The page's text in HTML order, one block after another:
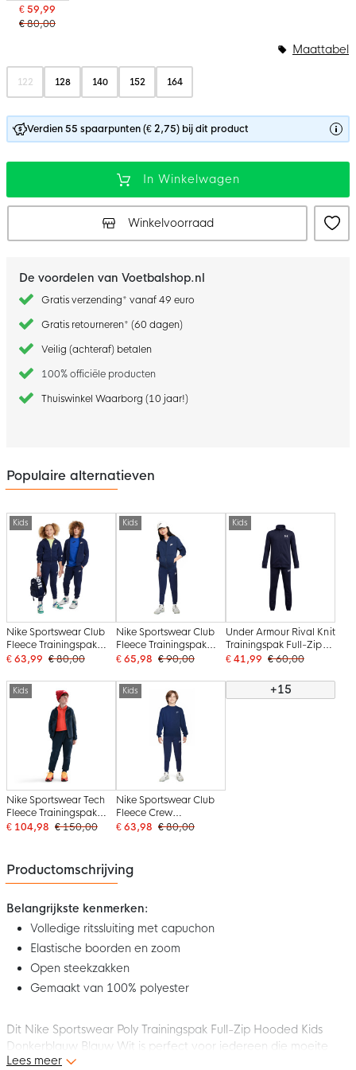
€ 59,99
€ 80,00
122 128 140 152 164
Maattabel
Verdien 55 spaarpunten (€ 2,75) bij dit product
In Winkelwagen
Winkelvoorraad
De voordelen van Voetbalshop.nl
Gratis verzending* vanaf 49 euro
Gratis retourneren* (60 dagen)
Veilig (achteraf) betalen
100% officiële producten
Thuiswinkel Waarborg (10 jaar!)
Populaire alternatieven
Kids
Nike Sportswear Club
Fleece Trainingspak
Full-Zip Hooded Kids
€ 63,99 € 80,00
Kids
Nike Sportswear Club
Fleece Trainingspak
Kids Donkerblauw Wit
€ 65,98 € 90,00
Kids
Under Armour Rival Knit
Trainingspak Full-Zip
Kids Donkerblauw Wit
€ 41,99 € 60,00
Kids
Nike Sportswear Tech
Fleece Trainingspak
Full-Zip Kids
€ 104,98 € 150,00
Kids
Nike Sportswear Club
Fleece Crew
Trainingspak Kids
€ 63,98 € 80,00
+15
Productomschrijving
Belangrijkste kenmerken:
Volledige ritssluiting met capuchon
Elastische boorden en zoom
Open steekzakken
Gemaakt van 100% polyester
Dit Nike Sportswear Poly Trainingspak Full-Zip Hooded Kids
Donkerblauw Blauw Wit is perfect voor iedereen die moeite
heeft om 's ochtends in actie te komen. Het zachte knit-
Lees meer